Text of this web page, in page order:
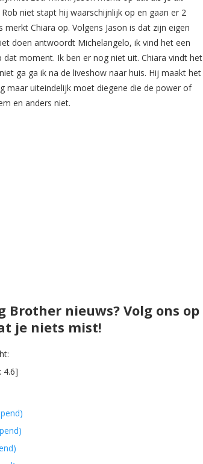
niet stapt hij waarschijnlijk op en gaan er 2
Chiara op. Volgens Jason is dat zijn eigen
doen antwoordt Michelangelo, ik vind het een
moment. Ik ben er nog niet uit. Chiara vindt het
ga ga ik na de liveshow naar huis. Hij maakt het
maar uiteindelijk moet diegene die de power of
en anders niet.
nieuws? Volg ons op
je niets mist!
4.6]